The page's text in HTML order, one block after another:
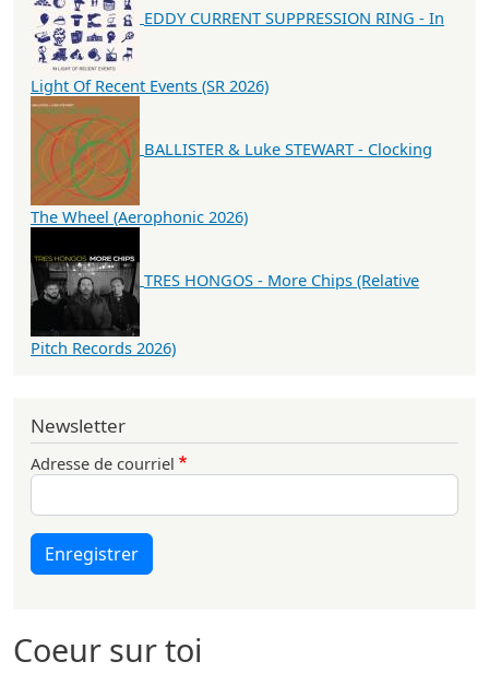
Coeur sur toi
EDDY CURRENT SUPPRESSION RING - In
Light Of Recent Events (SR 2026)
BALLISTER & Luke STEWART - Clocking
The Wheel (Aerophonic 2026)
TRES HONGOS - More Chips (Relative
Pitch Records 2026)
Newsletter
Adresse de courriel
Enregistrer